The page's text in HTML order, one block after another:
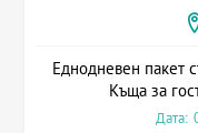
Еднодневен пакет
Къща за
Дата: